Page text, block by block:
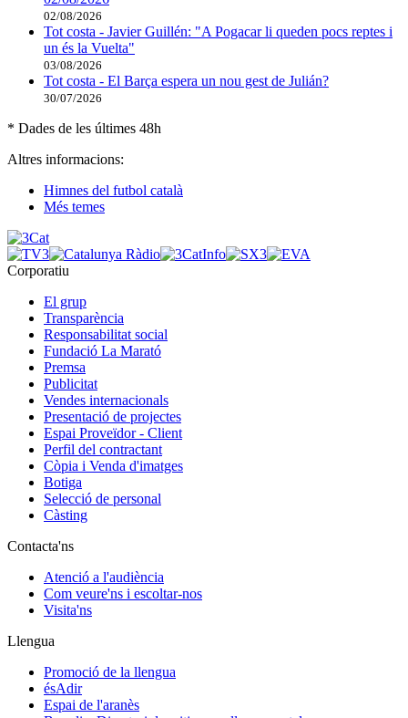
02/08/2026
Tot costa - Javier Guillén: "A Pogacar li queden pocs reptes i
un és la Vuelta"
03/08/2026
Tot costa - El Barça espera un nou gest de Julián?
30/07/2026
* Dades de les últimes 48h
Altres informacions:
Himnes del futbol català
Més temes
Corporatiu
El grup
Transparència
Responsabilitat social
Fundació La Marató
Premsa
Publicitat
Vendes internacionals
Presentació de projectes
Espai Proveïdor - Client
Perfil del contractant
Còpia i Venda d'imatges
Botiga
Selecció de personal
Càsting
Contacta'ns
Atenció a l'audiència
Com veure'ns i escoltar-nos
Visita'ns
Llengua
Promoció de la llengua
ésAdir
Espai de l'aranès